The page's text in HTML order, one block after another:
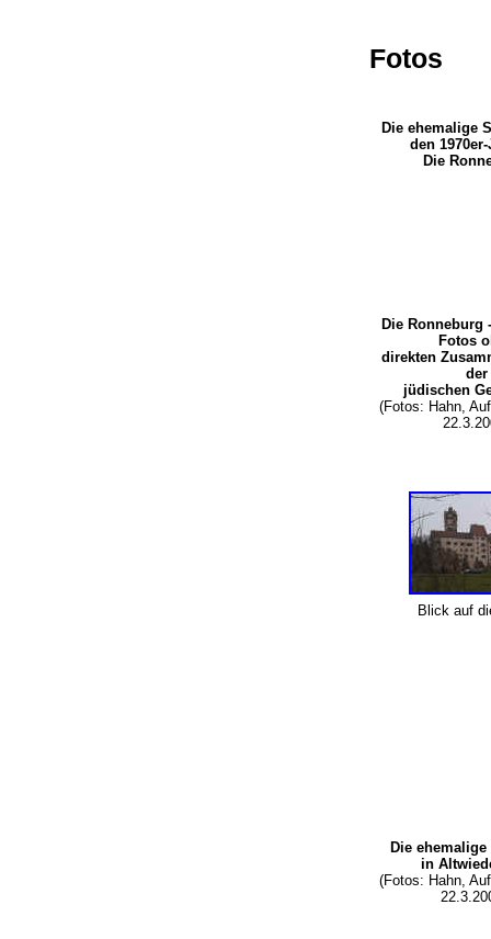
Fotos
Die ehemalige
den
Die
Die Ronneburg
Fotos
direkten
der
jüdischen
(Fotos: Hahn,
Blick auf
Die
in
(Fotos: Hahn,